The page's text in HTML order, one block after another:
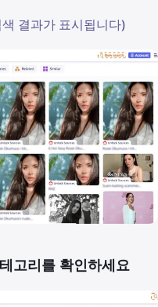
결과가 표시됩니다)
고리를 확인하세요